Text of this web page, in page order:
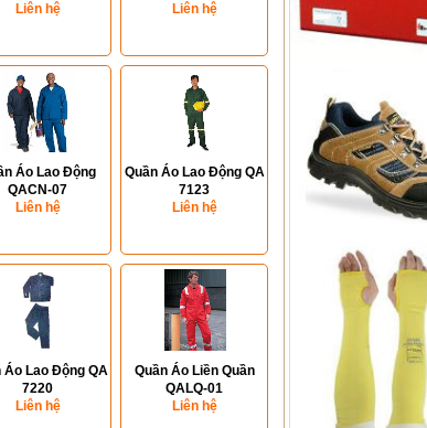
Liên hệ
Liên hệ
Áo Lao Động
QACN-07
Liên hệ
Quần Áo Lao Động QA
7123
Liên hệ
Áo Lao Động QA
7220
Liên hệ
Quần Áo Liền Quần
QALQ-01
Liên hệ